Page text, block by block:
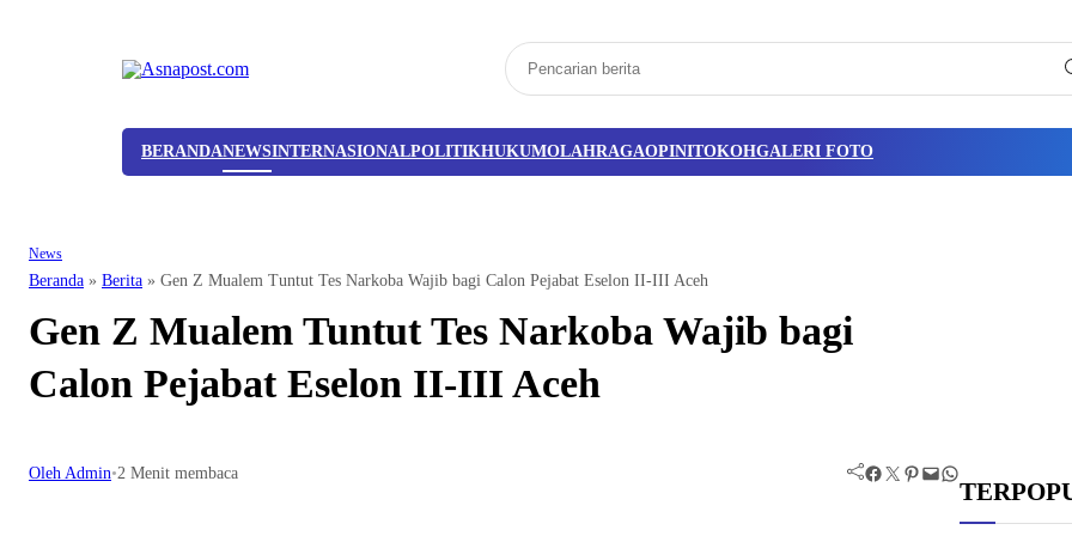
BERANDANEWSINTERNASIONALPOLITIKHUKUMOLAHRAGAOPINITOKOHGALERI FOTO
News
Beranda » Berita » Gen Z Mualem Tuntut Tes Narkoba Wajib bagi Calon Pejabat Eselon II-III Aceh
Gen Z Mualem Tuntut Tes Narkoba Wajib bagi
Calon Pejabat Eselon II-III Aceh
Oleh Admin•2 Menit membaca Facebook Twitter Pinterest Mail WhatsApp